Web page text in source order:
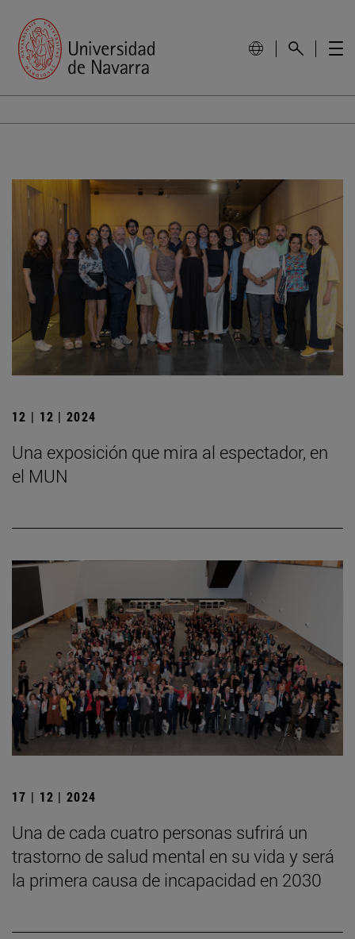
12 | 12 | 2024
Una exposición que mira al espectador, en
el MUN
17 | 12 | 2024
Una de cada cuatro personas sufrirá un
trastorno de salud mental en su vida y será
la primera causa de incapacidad en 2030